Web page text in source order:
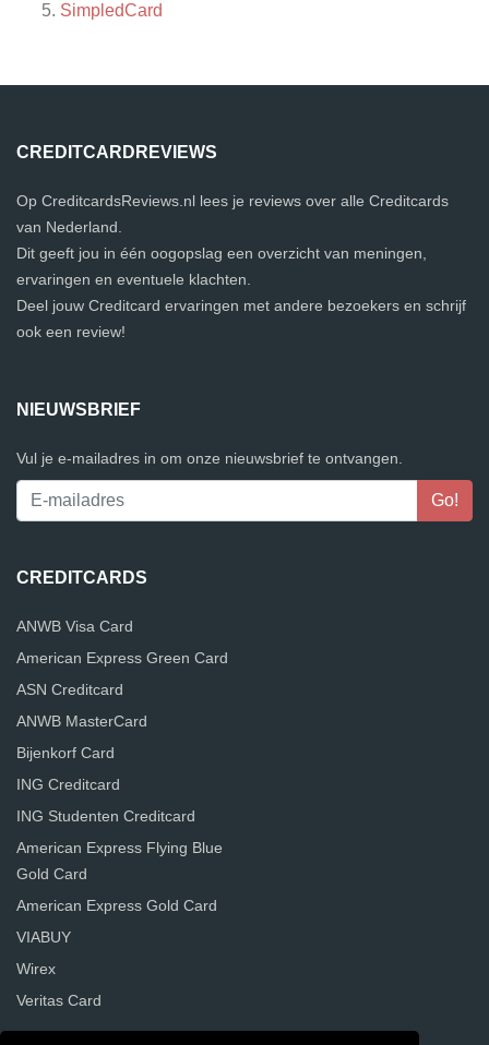
SimpledCard
CREDITCARDREVIEWS
Op CreditcardsReviews.nl lees je reviews over alle Creditcards
van Nederland.
Dit geeft jou in één oogopslag een overzicht van meningen,
ervaringen en eventuele klachten.
Deel jouw Creditcard ervaringen met andere bezoekers en schrijf
ook een review!
NIEUWSBRIEF
Vul je e-mailadres in om onze nieuwsbrief te ontvangen.
CREDITCARDS
ANWB Visa Card
American Express Green Card
ASN Creditcard
ANWB MasterCard
Bijenkorf Card
ING Creditcard
ING Studenten Creditcard
American Express Flying Blue
Gold Card
American Express Gold Card
VIABUY
Wirex
Veritas Card